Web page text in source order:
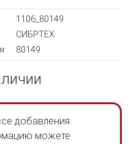
1106_80149
СИБРТЕХ
80149
добавления.
можете